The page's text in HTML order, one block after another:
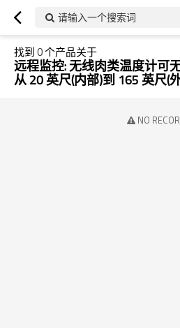
请输入一个搜索词
找到0个产品关于
远程监控: 无线肉类温度计可
从 20 英尺(内部)到 165 英尺(
NO